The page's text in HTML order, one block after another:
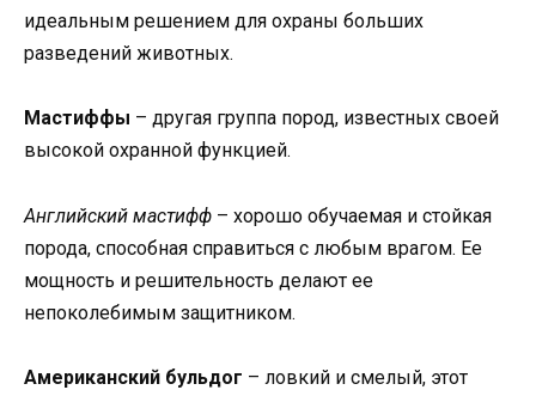
идеальным решением для охраны больших
разведений животных.
Мастиффы – другая группа пород, известных своей
высокой охранной функцией.
Английский мастифф – хорошо обучаемая и стойкая
порода, способная справиться с любым врагом. Ее
мощность и решительность делают ее
непоколебимым защитником.
Американский бульдог – ловкий и смелый, этот